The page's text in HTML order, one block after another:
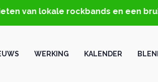
van lokale rockbands en een
WERKING KALENDER